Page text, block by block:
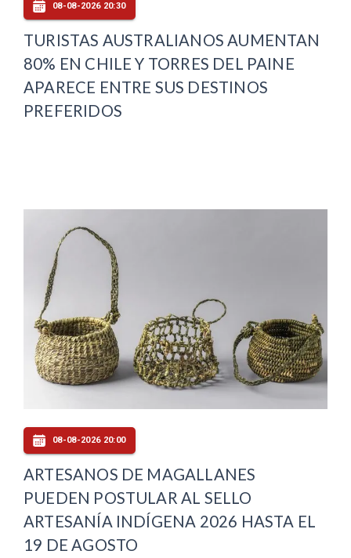
08-08-2026 20:30
TURISTAS AUSTRALIANOS AUMENTAN
80% EN CHILE Y TORRES DEL PAINE
APARECE ENTRE SUS DESTINOS
PREFERIDOS
08-08-2026 20:00
ARTESANOS DE MAGALLANES
PUEDEN POSTULAR AL SELLO
ARTESANÍA INDÍGENA 2026 HASTA EL
19 DE AGOSTO